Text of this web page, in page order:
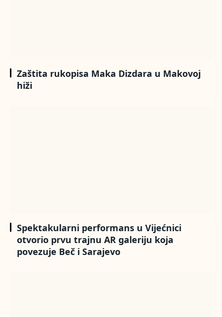
Zaštita rukopisa Maka Dizdara u Makovoj
hiži
Spektakularni performans u Vijećnici
otvorio prvu trajnu AR galeriju koja
povezuje Beč i Sarajevo